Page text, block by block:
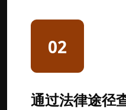
02
通过法律途径